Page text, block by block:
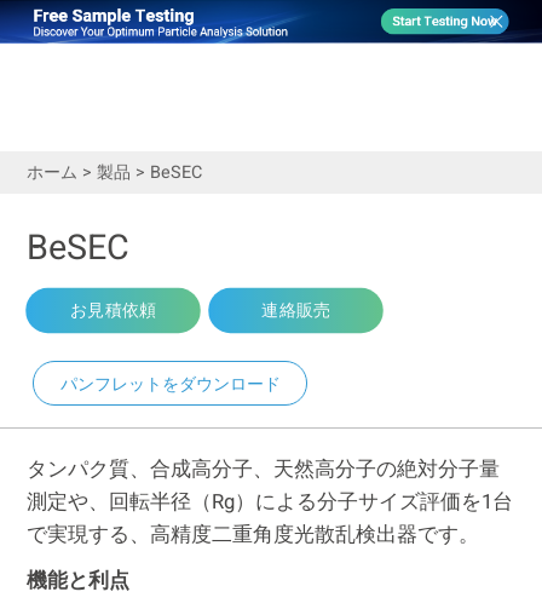
ホーム > 製品 > BeSEC
BeSEC
お見積依頼 連絡販売
パンフレットをダウンロード
タンパク質、合成高分子、天然高分子の絶対分子量
測定や、回転半径（Rg）による分子サイズ評価を1台
で実現する、高精度二重角度光散乱検出器です。
機能と利点